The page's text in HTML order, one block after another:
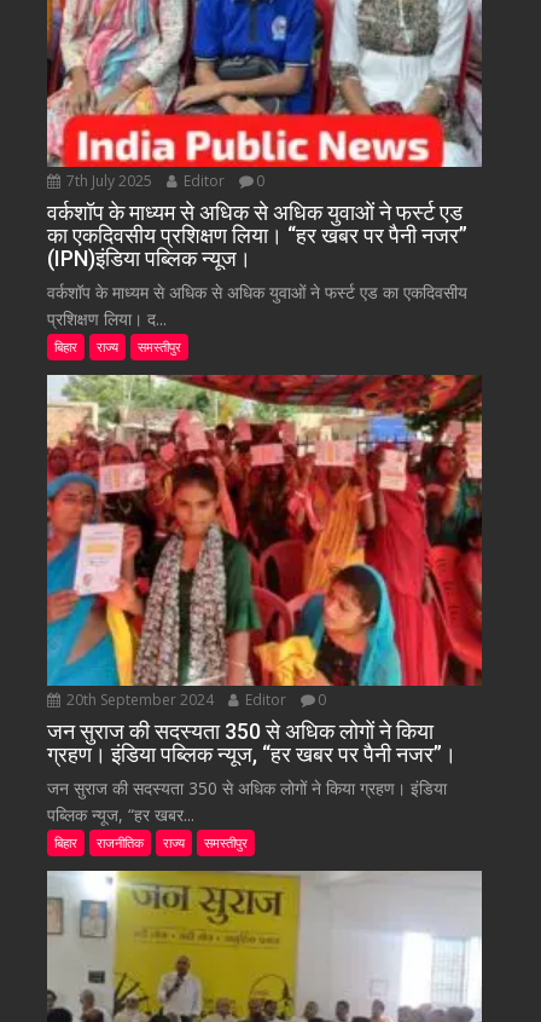
7th July 2025 Editor 0
वर्कशॉप के माध्यम से अधिक से अधिक युवाओं ने फर्स्ट एड
का एकदिवसीय प्रशिक्षण लिया। “हर खबर पर पैनी नजर”
(IPN)इंडिया पब्लिक न्यूज।
वर्कशॉप के माध्यम से अधिक से अधिक युवाओं ने फर्स्ट एड का एकदिवसीय
प्रशिक्षण लिया। द...
बिहार राज्य समस्तीपुर
20th September 2024 Editor 0
जन सुराज की सदस्यता 350 से अधिक लोगों ने किया
ग्रहण। इंडिया पब्लिक न्यूज, “हर खबर पर पैनी नजर”।
जन सुराज की सदस्यता 350 से अधिक लोगों ने किया ग्रहण। इंडिया
पब्लिक न्यूज, “हर खबर...
बिहार राजनीतिक राज्य समस्तीपुर